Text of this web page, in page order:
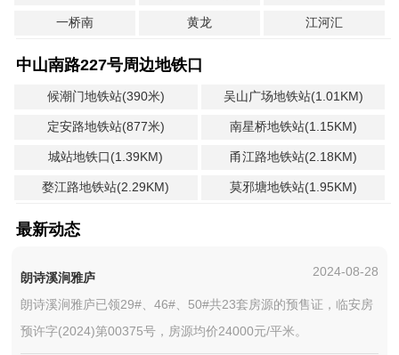
一桥南 黄龙 江河汇
中山南路227号周边地铁口
候潮门地铁站(390米) 吴山广场地铁站(1.01KM)
定安路地铁站(877米) 南星桥地铁站(1.15KM)
城站地铁口(1.39KM) 甬江路地铁站(2.18KM)
婺江路地铁站(2.29KM) 莫邪塘地铁站(1.95KM)
最新动态
朗诗溪涧雅庐 2024-08-28
朗诗溪涧雅庐已领29#、46#、50#共23套房源的预售证，临安房
预许字(2024)第00375号，房源均价24000元/平米。